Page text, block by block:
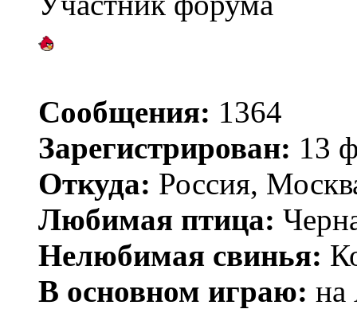
Сообщения: 1364
Зарегистрирован: 13
Откуда: Россия,
Любимая птица:
Нелюбимая свинья:
В основном играю: на